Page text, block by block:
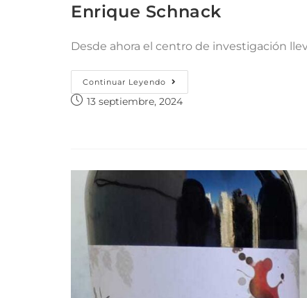
Enrique Schnack
Desde ahora el centro de investigación
Continuar Leyendo
13 septiembre, 2024